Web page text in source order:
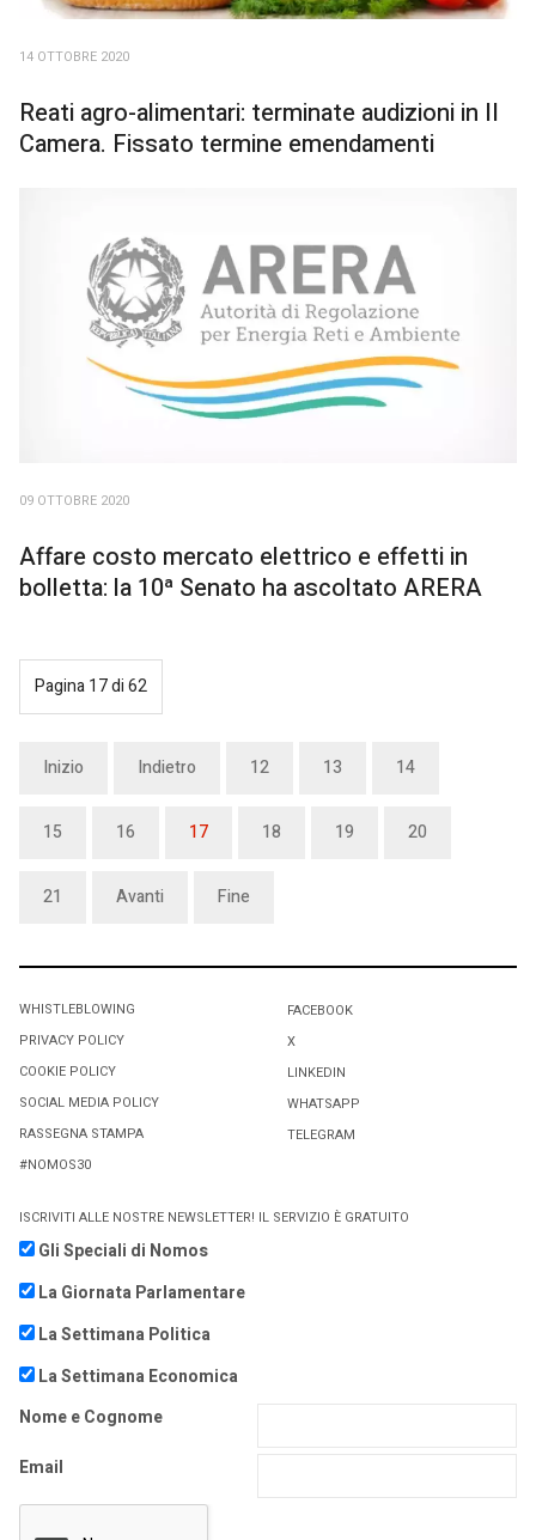
14 OTTOBRE 2020
Reati agro-alimentari: terminate audizioni in II
Camera. Fissato termine emendamenti
09 OTTOBRE 2020
Affare costo mercato elettrico e effetti in
bolletta: la 10ª Senato ha ascoltato ARERA
Pagina 17 di 62
Inizio Indietro 12 13 14
15 16 17 18 19 20
21 Avanti Fine
WHISTLEBLOWING
PRIVACY POLICY
COOKIE POLICY
SOCIAL MEDIA POLICY
RASSEGNA STAMPA
#NOMOS30
FACEBOOK
X
LINKEDIN
WHATSAPP
TELEGRAM
ISCRIVITI ALLE NOSTRE NEWSLETTER! IL SERVIZIO È GRATUITO
Gli Speciali di Nomos
La Giornata Parlamentare
La Settimana Politica
La Settimana Economica
Nome e Cognome
Email